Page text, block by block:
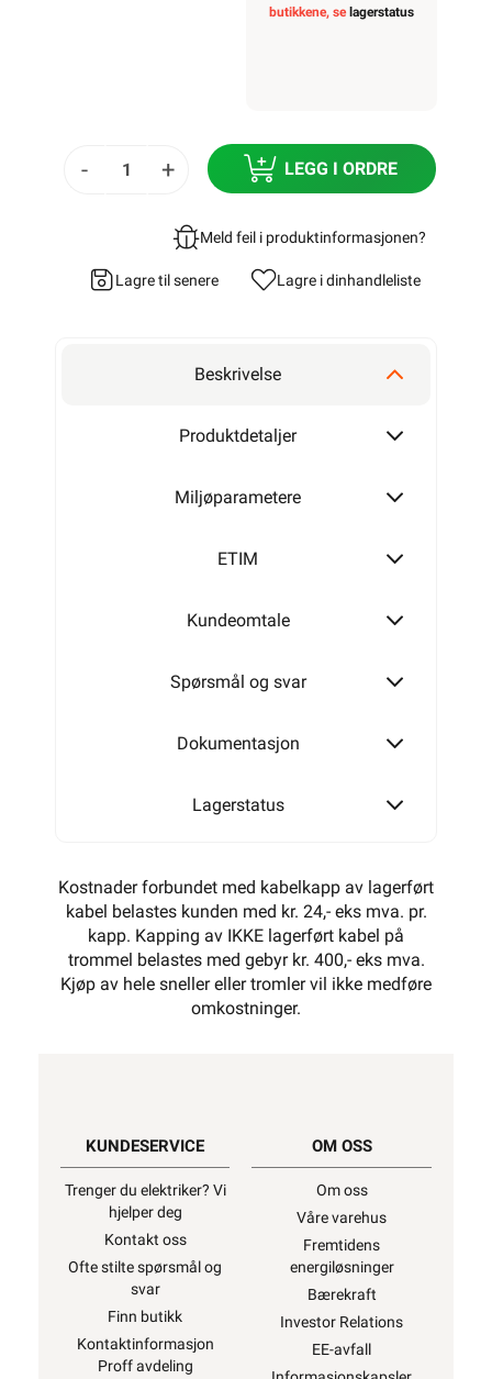
butikkene, se lagerstatus
- + LEGG I ORDRE
Meld feil i produktinformasjonen?
Lagre til senere Lagre i dinhandleliste
Beskrivelse
Produktdetaljer
Miljøparametere
ETIM
Kundeomtale
Spørsmål og svar
Dokumentasjon
Lagerstatus
Kostnader forbundet med kabelkapp av lagerført
kabel belastes kunden med kr. 24,- eks mva. pr.
kapp. Kapping av IKKE lagerført kabel på
trommel belastes med gebyr kr. 400,- eks mva.
Kjøp av hele sneller eller tromler vil ikke medføre
omkostninger.
KUNDESERVICE
Trenger du elektriker? Vi
hjelper deg
Kontakt oss
Ofte stilte spørsmål og
svar
Finn butikk
Kontaktinformasjon
Proff avdeling
OM OSS
Om oss
Våre varehus
Fremtidens
energiløsninger
Bærekraft
Investor Relations
EE-avfall